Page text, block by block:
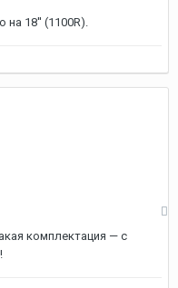
18'' (1100R).
комплектация — с